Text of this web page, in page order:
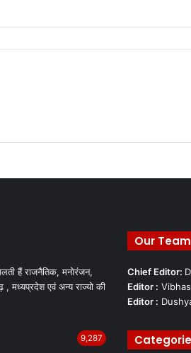
हैं राजनैतिक, मनोरंजन,
, मध्यप्रदेश एवं अन्य राज्यो की
9,287
Our Team
Chief Editor:
Editor :
Editor :